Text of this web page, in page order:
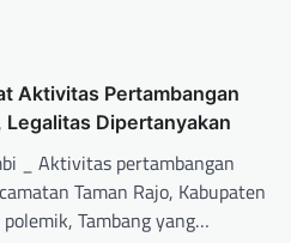
Aktivitas Pertambangan
Legalitas Dipertanyakan
_ Aktivitas pertambangan
Taman Rajo, Kabupaten
Tambang yang…